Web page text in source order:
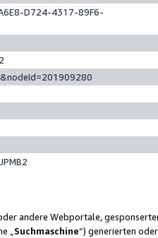
D724-4317-89F6-
andere Webportale,
„ Suchmaschine“) generierten